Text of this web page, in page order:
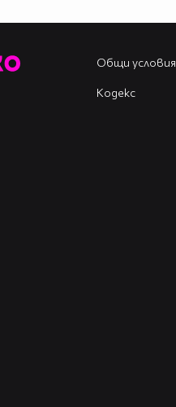
Общи условия
Кодекс